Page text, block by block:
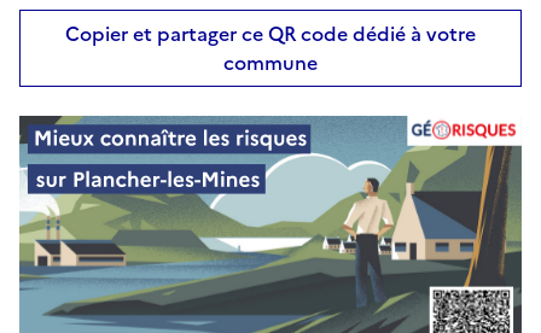
Copier et partager ce QR code dédié à votre
commune